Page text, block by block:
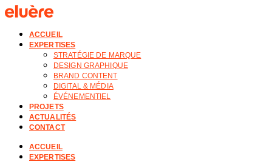
ACCUEIL
EXPERTISES
STRATÉGIE DE MARQUE
DESIGN GRAPHIQUE
BRAND CONTENT
DIGITAL & MÉDIA
ÉVÉNEMENTIEL
PROJETS
ACTUALITÉS
CONTACT
ACCUEIL
EXPERTISES